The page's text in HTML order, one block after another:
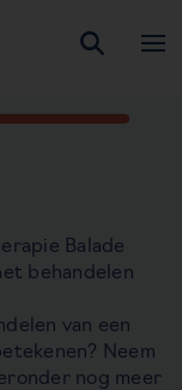
Balade
behandelen
van een
Neem
nog meer